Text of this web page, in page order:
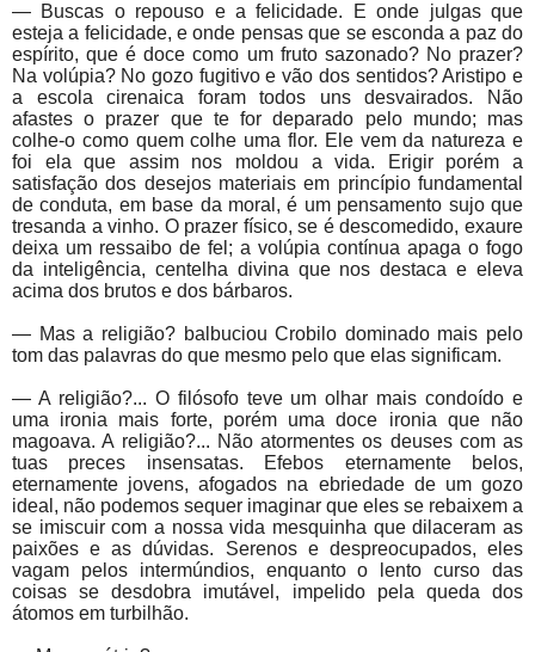
— Buscas o repouso e a felicidade. E onde julgas que
esteja a felicidade, e onde pensas que se esconda a paz do
espírito, que é doce como um fruto sazonado? No prazer?
Na volúpia? No gozo fugitivo e vão dos sentidos? Aristipo e
a escola cirenaica foram todos uns desvairados. Não
afastes o prazer que te for deparado pelo mundo; mas
colhe-o como quem colhe uma flor. Ele vem da natureza e
foi ela que assim nos moldou a vida. Erigir porém a
satisfação dos desejos materiais em princípio fundamental
de conduta, em base da moral, é um pensamento sujo que
tresanda a vinho. O prazer físico, se é descomedido, exaure
deixa um ressaibo de fel; a volúpia contínua apaga o fogo
da inteligência, centelha divina que nos destaca e eleva
acima dos brutos e dos bárbaros.
— Mas a religião? balbuciou Crobilo dominado mais pelo
tom das palavras do que mesmo pelo que elas significam.
— A religião?... O filósofo teve um olhar mais condoído e
uma ironia mais forte, porém uma doce ironia que não
magoava. A religião?... Não atormentes os deuses com as
tuas preces insensatas. Efebos eternamente belos,
eternamente jovens, afogados na ebriedade de um gozo
ideal, não podemos sequer imaginar que eles se rebaixem a
se imiscuir com a nossa vida mesquinha que dilaceram as
paixões e as dúvidas. Serenos e despreocupados, eles
vagam pelos intermúndios, enquanto o lento curso das
coisas se desdobra imutável, impelido pela queda dos
átomos em turbilhão.